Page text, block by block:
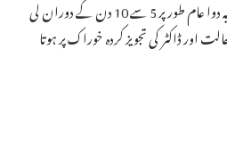
بھی قسم کی پیچیدگی سے بچا جا سکے۔ یہ دوا عام طور پر 5 سے 10 دن کے دوران لی
ڈاکٹر کی تجویز کردہ خوراک پر ہوتا